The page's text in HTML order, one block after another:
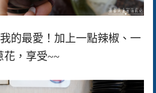
的最愛！加上一點辣椒、一
花，享受~~